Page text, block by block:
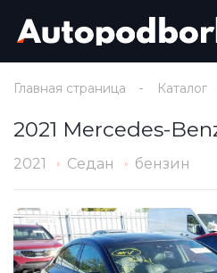
Главная страница Каталог
2021 Mercedes-
2021 Седан бензин